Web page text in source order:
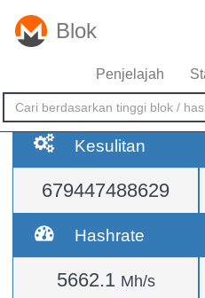
Blok
Penjelajah
Kesulitan
679447488629
Hashrate
5662.1 Mh/s